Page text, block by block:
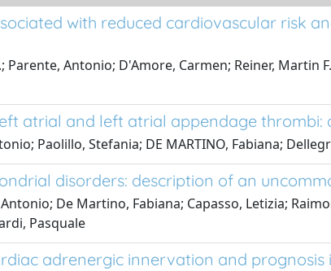
with reduced cardiovascular risk
Antonio; D'Amore, Carmen; Reiner, Martin
atrial and left atrial appendage thrombi:
Paolillo, Stefania; DE MARTINO, Fabiana;
disorders: description of an
De Martino, Fabiana; Capasso, Letizia;
Pasquale
adrenergic innervation and prognosis